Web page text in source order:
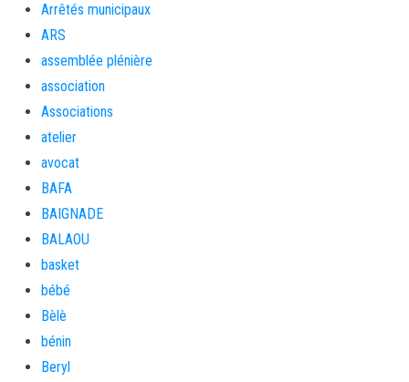
Arrêtés municipaux
ARS
assemblée plénière
association
Associations
atelier
avocat
BAFA
BAIGNADE
BALAOU
basket
bébé
Bèlè
bénin
Beryl